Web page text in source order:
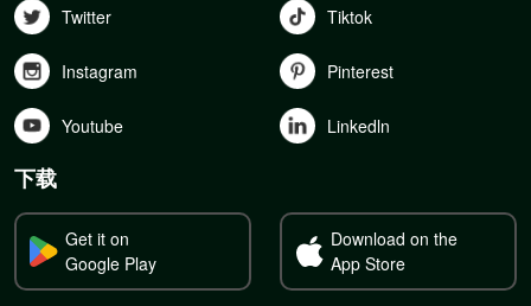
Twitter Tiktok
Instagram Pinterest
Youtube Linkedln
下载
Get it on
Google Play
Download on the
App Store